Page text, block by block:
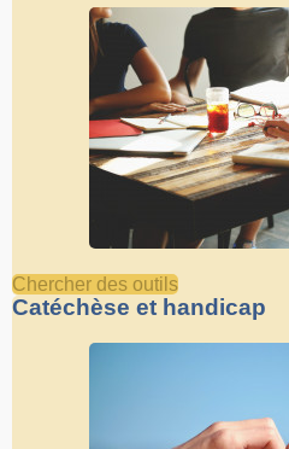
Chercher des outils
Catéchèse et handicap